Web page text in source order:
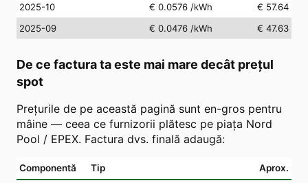
2025-10
€ 0.0576 /kWh
€ 57.64
2025-09
€ 0.0476 /kWh € 47.63
De ce factura ta este mai mare decât prețul
spot
Prețurile de pe această pagină sunt en-gros pentru
mâine — ceea ce furnizorii plătesc pe piața Nord
Pool / EPEX. Factura dvs. finală adaugă:
Componentă Tip Aprox.